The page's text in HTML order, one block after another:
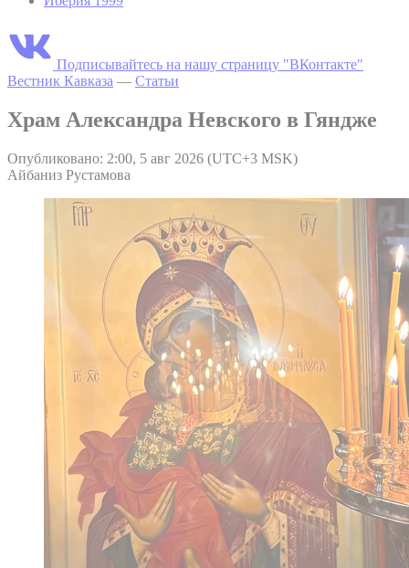
Подписывайтесь на нашу страницу "ВКонтакте"
Вестник Кавказа — Статьи
Храм Александра Невского в Гяндже
Опубликовано: 2:00, 5 авг 2026 (UTC+3 MSK)
Айбаниз Рустамова